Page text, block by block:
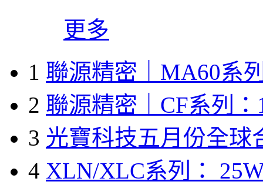
更多
1 聯源精密｜MA60系
2 聯源精密｜CF系列：
3 光寶科技五月份全球
4 XLN/XLC系列：